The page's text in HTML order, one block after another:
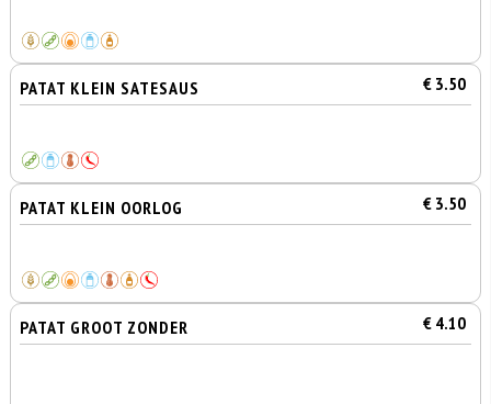
PATAT KLEIN SATESAUS € 3.50
PATAT KLEIN OORLOG € 3.50
PATAT GROOT ZONDER € 4.10